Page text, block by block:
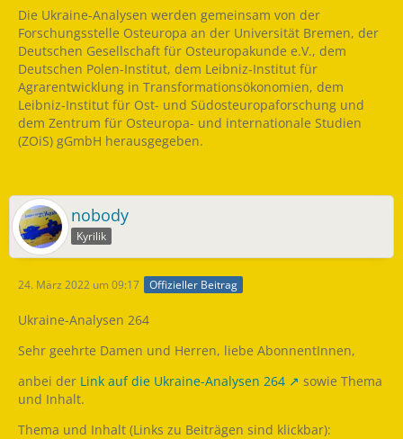
Die Ukraine-Analysen werden gemeinsam von der
Forschungsstelle Osteuropa an der Universität Bremen, der
Deutschen Gesellschaft für Osteuropakunde e.V., dem
Deutschen Polen-Institut, dem Leibniz-Institut für
Agrarentwicklung in Transformationsökonomien, dem
Leibniz-Institut für Ost- und Südosteuropaforschung und
dem Zentrum für Osteuropa- und internationale Studien
(ZOiS) gGmbH herausgegeben.
nobody
Kyrilik
24. März 2022 um 09:17 Offizieller Beitrag
Ukraine-Analysen 264
Sehr geehrte Damen und Herren, liebe AbonnentInnen,
anbei der Link auf die Ukraine-Analysen 264
sowie Thema
und Inhalt.
Thema und Inhalt (Links zu Beiträgen sind klickbar):